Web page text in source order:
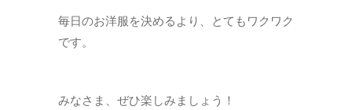
毎日のお洋服を決めるより、とてもワクワク
です。
みなさま、ぜひ楽しみましょう！